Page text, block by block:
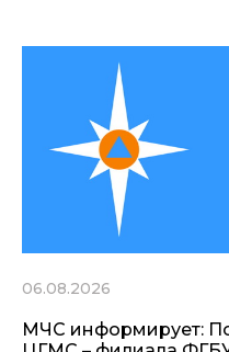
06.08.2026
МЧС информирует: